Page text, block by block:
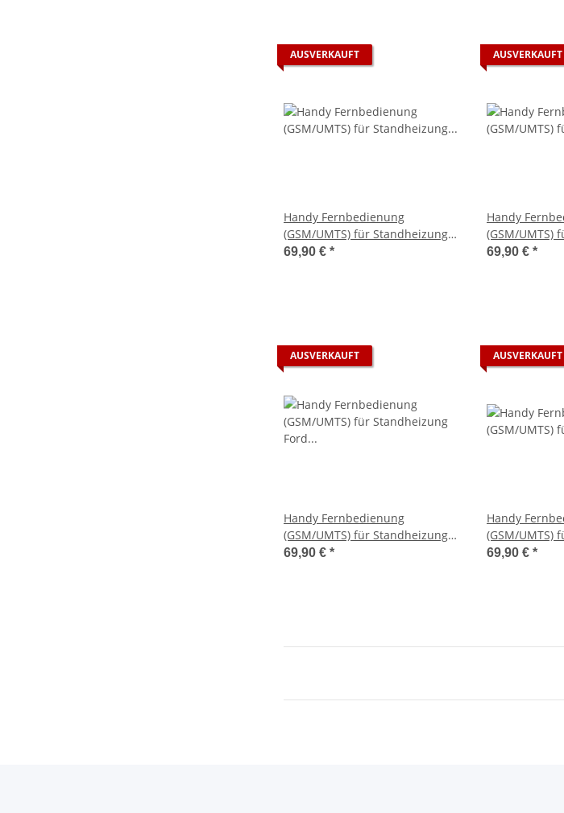
AUSVERKAUFT
Handy Fernbedienung
(GSM/UMTS) für Standheizung
Eberspächer Mini-Uhr
69,90 € *
AUSVERKAUFT
Handy
(GSM/UMTS)
Eberspächer
69,90 € *
AUSVERKAUFT
Handy Fernbedienung
(GSM/UMTS) für Standheizung
Ford Nugget Westfalia (bis 2014)
69,90 € *
AUSVERKAUFT
Handy
(GSM/UMTS)
Funk-FB Audi
69,90 € *